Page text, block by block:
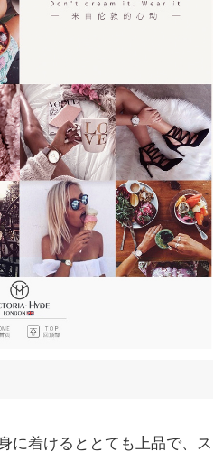
に着けるととても上品で、ス